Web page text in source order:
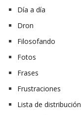
Día a día
Dron
Filosofando
Fotos
Frases
Frustraciones
Lista de distribución